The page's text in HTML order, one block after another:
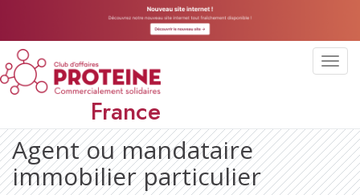
France
Agent ou mandataire
immobilier particulier